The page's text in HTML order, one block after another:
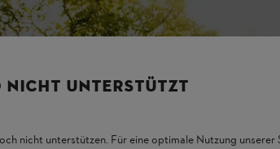
NICHT UNTERSTÜTZT
nicht unterstützen. Für eine optimale Nutzung unserer